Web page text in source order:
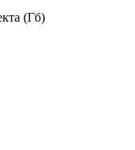
(Гб)